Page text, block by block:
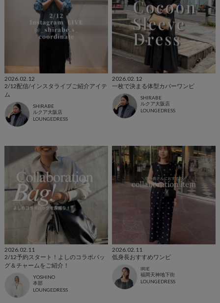
2026.02.12
2/12配信/インスタライブご紹介アイテ
ム
SHIRABE
ルクア大阪店
LOUNGEDRESS
2026.02.12
一枚で決まる体型カバーワンピ
SHIRABE
ルクア大阪店
LOUNGEDRESS
2026.02.11
2/12予約スタート！よしのコラボバッ
グ＆チャームをご紹介！
YOSHINO
本部
LOUNGEDRESS
2026.02.11
低身長おすすめワンピ
IRIE
福岡天神地下街
LOUNGEDRESS